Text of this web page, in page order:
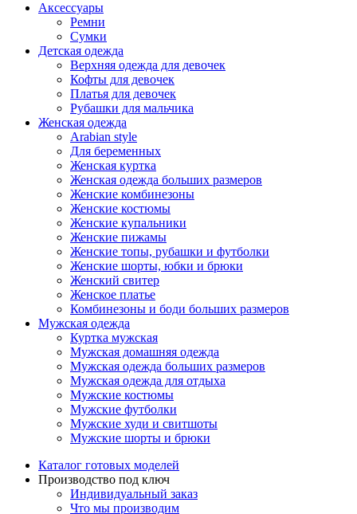
Аксессуары
Ремни
Сумки
Детская одежда
Верхняя одежда для девочек
Кофты для девочек
Платья для девочек
Рубашки для мальчика
Женская одежда
Arabian style
Для беременных
Женская куртка
Женская одежда больших размеров
Женские комбинезоны
Женские костюмы
Женские купальники
Женские пижамы
Женские топы, рубашки и футболки
Женские шорты, юбки и брюки
Женский свитер
Женское платье
Комбинезоны и боди больших размеров
Мужская одежда
Куртка мужская
Мужская домашняя одежда
Мужская одежда больших размеров
Мужская одежда для отдыха
Мужские костюмы
Мужские футболки
Мужские худи и свитшоты
Мужские шорты и брюки
Каталог готовых моделей
Производство под ключ
Индивидуальный заказ
Что мы производим